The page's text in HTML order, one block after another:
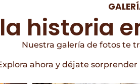
historia
Nuestra galería de fotos te
ahora y déjate